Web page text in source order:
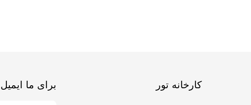
کارخانه تور برای ما